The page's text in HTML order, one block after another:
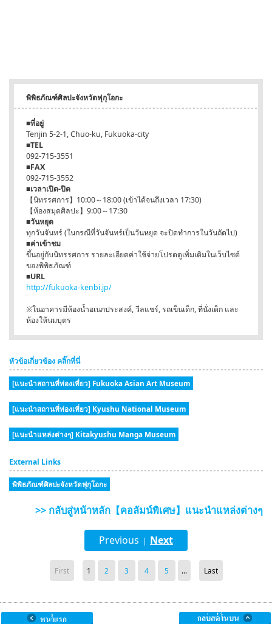
พิพิธภัณฑ์ศิลปะจังหวัดฟุกุโอกะ
■ที่อยู่
Tenjin 5-2-1, Chuo-ku, Fukuoka-city
■TEL
092-715-3551
■FAX
092-715-3552
■เวลาเปิด-ปิด
【นิทรรศการ】10:00～18:00 (เข้าได้จนถึงเวลา 17:30)
【ห้องสมุดศิลปะ】9:00～17:30
■วันหยุด
ทุกวันจันทร์ (ในกรณีที่วันจันทร์เป็นวันหยุด จะปิดทำการในวันถัดไป)
■ค่าเข้าชม
ขึ้นอยู่กับนิทรรศการ รายละเอียดค่าใช้จ่ายโปรดดูเพิ่มเติมในเว็บไซต์
ของพิพิธภัณฑ์
■URL
http://fukuoka-kenbi.jp/
※ในอาคารมีห้องน้ำอเนกประสงค์, วีลแชร์, รถเข็นเด็ก, ที่นั่งเด็ก และ
ห้องให้นมบุตร
หัวข้อเกี่ยวข้อง คลิ๊กที่นี่
[แนะนำสถานที่ท่องเที่ยว] Fukuoka Asian Art Museum
[แนะนำสถานที่ท่องเที่ยว] Kyushu National Museum
[แนะนำแหล่งต่างๆ] Kitakyushu Manga Museum
External Links
พิพิธภัณฑ์ศิลปะจังหวัดฟุกุโอกะ
>> กลับสู่หน้าหลัก【คอลัมน์พิเศษ】แนะนำแหล่งต่างๆ
Previous | Next
First 1 2 3 4 5 ... Last